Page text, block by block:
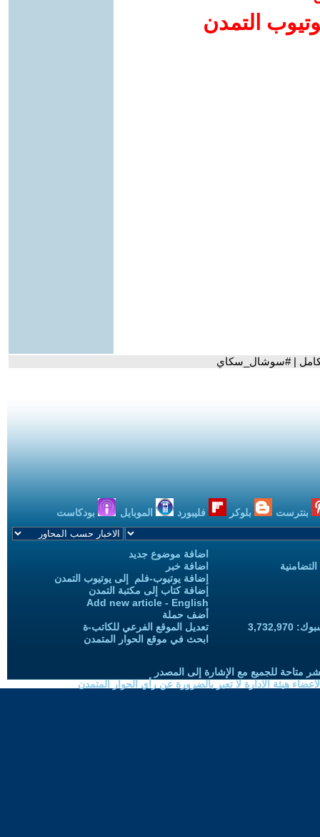
التمدن
| #سوشال_سكاي
بنترست بلوكر فليبورد الموبايل بودكاست
اضافة موضوع جديد
اضافة خبر
إضافة يوتيوب-فلم إلى يوتيوب التمدن
إضافة كتاب إلى مكتبة التمدن
Add new article - English
أضف حملة
تعديل الموقع الفرعي للكاتب-ة
ابحث في موقع الحوار المتمدن
متاحة للجميع مع الإشارة إلى المصدر
هيئة الادارة لا تعبر بالضرورة عن رأي الحوار المتمدن